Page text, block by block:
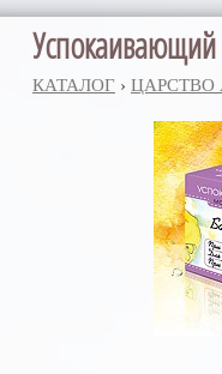
Успокаивающий
КАТАЛОГ › ЦАРСТВО